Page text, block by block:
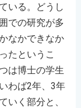
いる。どうし
での研究が多
なかできなか
たというこ
は博士の学生
わば2年、3年
いく部分と、